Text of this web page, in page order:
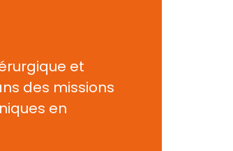
et
des missions
en